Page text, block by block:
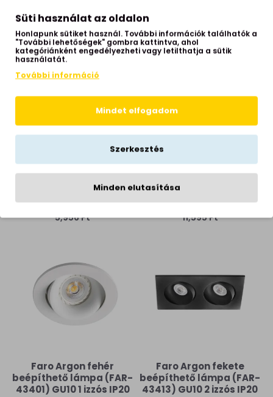
43404) GU10 1 izzós IP20
9,118 Ft
43400) GU10 1 izzós IP20
5,956 Ft
beépíthető lámpa (FAR-
43399) GU10 1 izzós IP20
5,956 Ft
beépíthető lámpa (FAR-
43411) GU10 1 izzós IP20
11,595 Ft
Faro Argon fehér
beépíthető lámpa (FAR-
43401) GU10 1 izzós IP20
Faro Argon fekete
beépíthető lámpa (FAR-
43413) GU10 2 izzós IP20
Süti használat az oldalon
Honlapunk sütiket használ. További információk találhatók a
"További lehetőségek" gombra kattintva, ahol
kategóriánként engedélyezheti vagy letilthatja a sütik
használatát.
További információ
Mindet elfogadom
Szerkesztés
Minden elutasítása